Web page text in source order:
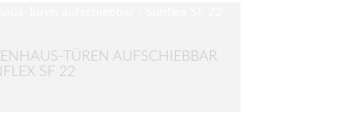
TÜREN AUFSCHIEBBAR
SF 22